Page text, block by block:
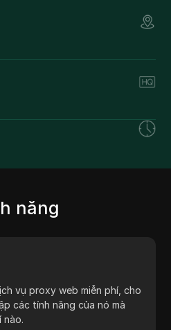
năng
vụ proxy web miễn phí, cho
các tính năng của nó mà
nào.